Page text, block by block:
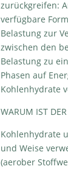
zurückgreifen:
verfügbare
Belastung zur
zwischen den
Belastung zu
Phasen auf
Kohlenhydrate
WARUM IST
Kohlenhydrate
und Weise
(aerober